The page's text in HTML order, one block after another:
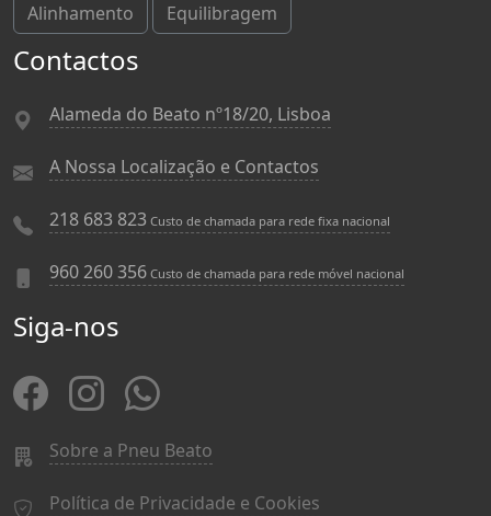
Alinhamento Equilibragem
Contactos
Alameda do Beato nº18/20, Lisboa
A Nossa Localização e Contactos
218 683 823 Custo de chamada para rede fixa nacional
960 260 356 Custo de chamada para rede móvel nacional
Siga-nos
Sobre a Pneu Beato
Política de Privacidade e Cookies